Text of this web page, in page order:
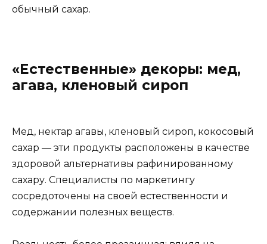
обычный сахар.
«Естественные» декоры: мед,
агава, кленовый сироп
Мед, нектар агавы, кленовый сироп, кокосовый
сахар — эти продукты расположены в качестве
здоровой альтернативы рафинированному
сахару. Специалисты по маркетингу
сосредоточены на своей естественности и
содержании полезных веществ.